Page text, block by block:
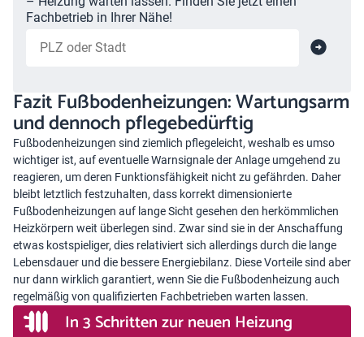
Fachbetrieb in Ihrer Nähe!
Fazit Fußbodenheizungen: Wartungsarm
und dennoch pflegebedürftig
Fußbodenheizungen sind ziemlich pflegeleicht, weshalb es umso
wichtiger ist, auf eventuelle Warnsignale der Anlage umgehend zu
reagieren, um deren Funktionsfähigkeit nicht zu gefährden. Daher
bleibt letztlich festzuhalten, dass korrekt dimensionierte
Fußbodenheizungen auf lange Sicht gesehen den herkömmlichen
Heizkörpern weit überlegen sind. Zwar sind sie in der Anschaffung
etwas kostspieliger, dies relativiert sich allerdings durch die lange
Lebensdauer und die bessere Energiebilanz. Diese Vorteile sind aber
nur dann wirklich garantiert, wenn Sie die Fußbodenheizung auch
regelmäßig von qualifizierten Fachbetrieben warten lassen.
In 3 Schritten zur neuen Heizung